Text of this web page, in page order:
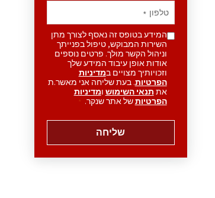
טלפון *
המידע בטופס זה נאסף לצורך מתן
השירות המבוקש, טיפול בפנייתך
וניהול הקשר מולך. פרטים נוספים
אודות אופן עיבוד המידע שלך
וזכויותיך מצויים במדיניות
הפרטיות. בעת שליחה אני מאשר.ת
את תנאי השימוש ומדיניות
הפרטיותשל אתר שנקר. *
שליחה